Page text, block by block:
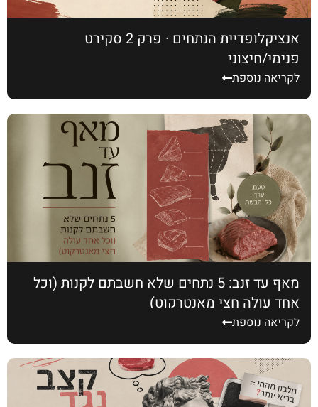
אנציקלופדיית הנתחים · פרק 2 סקירט
פנימי/חיצוני
לקריאה נוספת
מאף עד זנב: 5 נתחים שלא חשבתם לקנות (וכל
אחד עולה חצי מאנטרקוט)
לקריאה נוספת